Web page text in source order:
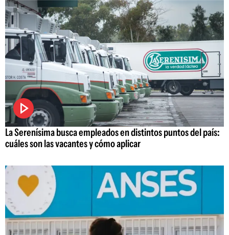
La Serenísima busca empleados en distintos puntos del país:
cuáles son las vacantes y cómo aplicar